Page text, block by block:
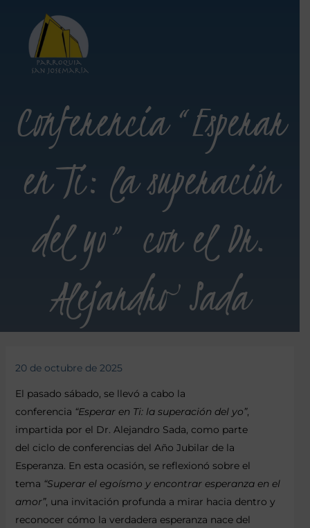
Conferencia “Esperar
en Ti: la superación
del yo” con el Dr.
Alejandro Sada
20 de octubre de 2025
El pasado sábado, se llevó a cabo la
conferencia “Esperar en Ti: la superación del yo”,
impartida por el Dr. Alejandro Sada, como parte
del ciclo de conferencias del Año Jubilar de la
Esperanza. En esta ocasión, se reflexionó sobre el
tema “Superar el egoísmo y encontrar esperanza en el
amor”, una invitación profunda a mirar hacia dentro y
reconocer cómo la verdadera esperanza nace del